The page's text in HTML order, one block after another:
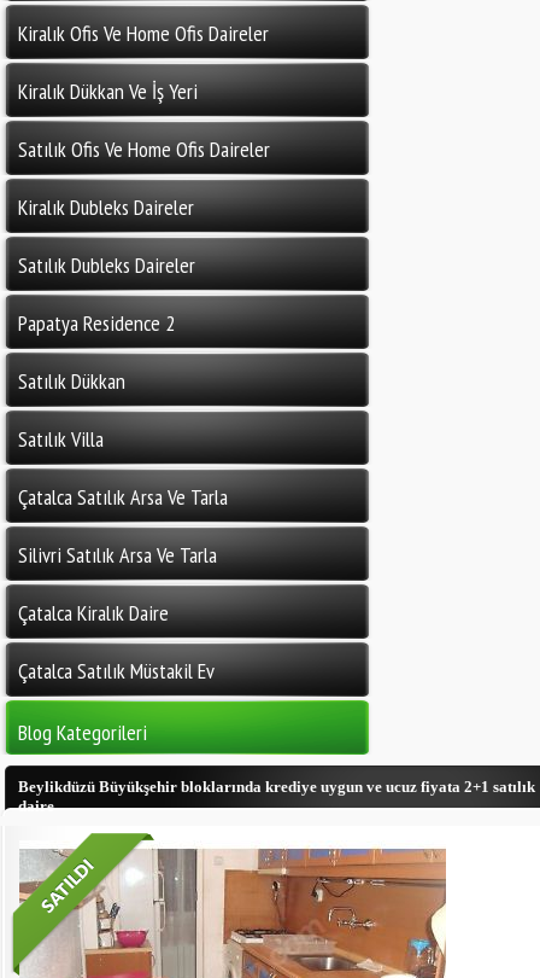
Kiralık Ofis Ve Home Ofis Daireler
Kiralık Dükkan Ve İş Yeri
Satılık Ofis Ve Home Ofis Daireler
Kiralık Dubleks Daireler
Satılık Dubleks Daireler
Papatya Residence 2
Satılık Dükkan
Satılık Villa
Çatalca Satılık Arsa Ve Tarla
Silivri Satılık Arsa Ve Tarla
Çatalca Kiralık Daire
Çatalca Satılık Müstakil Ev
Blog Kategorileri
Beylikdüzü Büyükşehir bloklarında krediye uygun ve ucuz fiyata 2+1 satılık
daire